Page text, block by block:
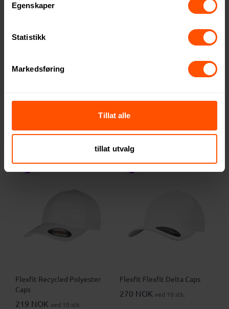
Egenskaper
Statistikk
Markedsføring
Tillat alle
tillat utvalg
Resirkulert Polyester
112 NOK
Flexfit Recycled Polyester
Caps
219 NOK ved 10 stk.
Flexfit Flexfit Delta Caps
270 NOK ved 10 stk.